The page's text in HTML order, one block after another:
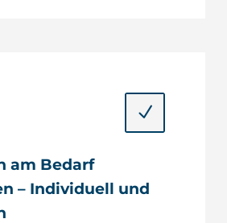
N
N
am Bedarf
– Individuell und